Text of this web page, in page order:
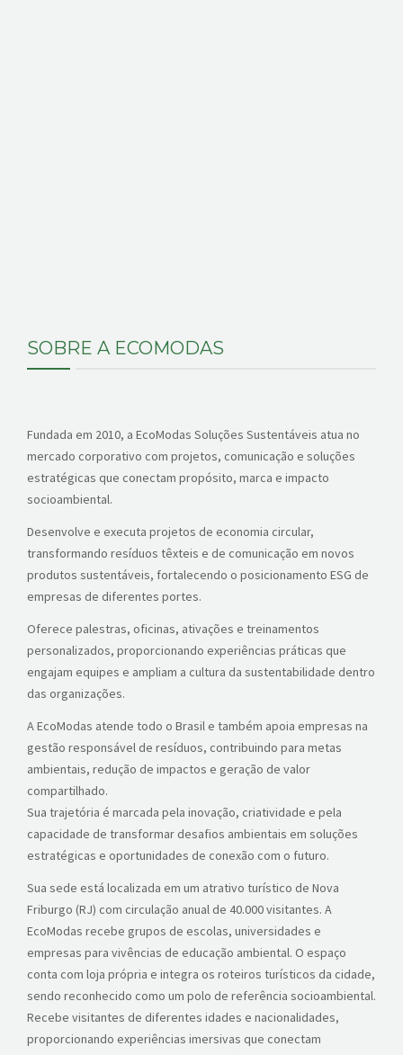
SOBRE A ECOMODAS
Fundada em 2010, a EcoModas Soluções Sustentáveis atua no
mercado corporativo com projetos, comunicação e soluções
estratégicas que conectam propósito, marca e impacto
socioambiental.
Desenvolve e executa projetos de economia circular,
transformando resíduos têxteis e de comunicação em novos
produtos sustentáveis, fortalecendo o posicionamento ESG de
empresas de diferentes portes.
Oferece palestras, oficinas, ativações e treinamentos
personalizados, proporcionando experiências práticas que
engajam equipes e ampliam a cultura da sustentabilidade dentro
das organizações.
A EcoModas atende todo o Brasil e também apoia empresas na
gestão responsável de resíduos, contribuindo para metas
ambientais, redução de impactos e geração de valor
compartilhado.
Sua trajetória é marcada pela inovação, criatividade e pela
capacidade de transformar desafios ambientais em soluções
estratégicas e oportunidades de conexão com o futuro.
Sua sede está localizada em um atrativo turístico de Nova
Friburgo (RJ) com circulação anual de 40.000 visitantes. A
EcoModas recebe grupos de escolas, universidades e
empresas para vivências de educação ambiental. O espaço
conta com loja própria e integra os roteiros turísticos da cidade,
sendo reconhecido como um polo de referência socioambiental.
Recebe visitantes de diferentes idades e nacionalidades,
proporcionando experiências imersivas que conectam